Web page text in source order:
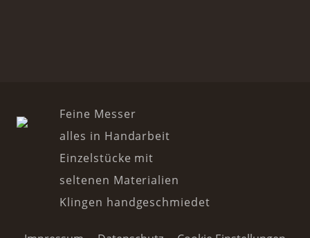
Feine Messer
alles in Handarbeit
Einzelstücke mit
seltenen Materialien
Klingen handgeschmiedet